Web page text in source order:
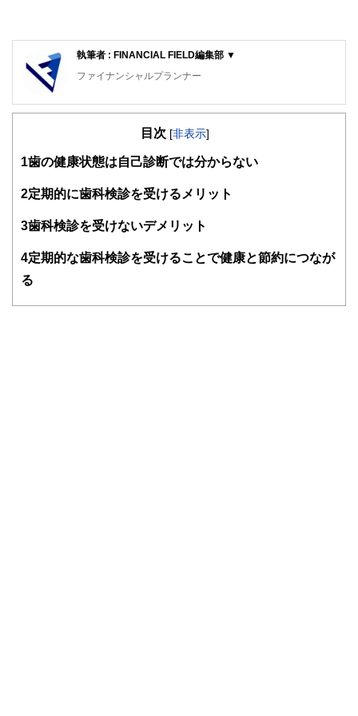
執筆者 : FINANCIAL FIELD編集部 ▼
ファイナンシャルプランナー
FinancialField編集部は、金融、経済に関する記事を、日々
知識がない方でも理解できるようわかりやすく発信していま
得者を中心に「お金や暮らし」に関する書籍・雑誌の編集経
験者で構成され、企画立案から記事掲載まですべての工程に
護士、税理士、宅地建物取引士、相続診断士、住宅ローンア
目次 [非表示]
1 歯の健康状態は自己診断では分からない
2定期的に歯科検診を受けるメリット
3歯科検診を受けないデメリット
4定期的な歯科検診を受けることで健康と節約につなが
る